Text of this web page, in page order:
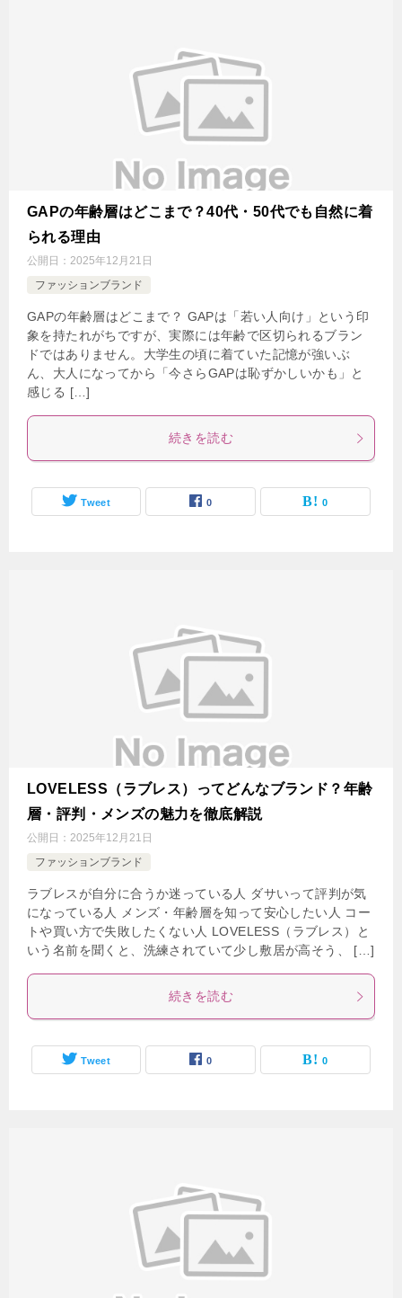
GAPの年齢層はどこまで？40代・50代でも自然に着
られる理由
公開日： 2025年12月21日
ファッションブランド
GAPの年齢層はどこまで？ GAPは「若い人向け」という印
象を持たれがちですが、実際には年齢で区切られるブラン
ドではありません。大学生の頃に着ていた記憶が強いぶ
ん、大人になってから「今さらGAPは恥ずかしいかも」と
感じる […]
続きを読む
Tweet 0 0
LOVELESS（ラブレス）ってどんなブランド？年齢
層・評判・メンズの魅力を徹底解説
公開日： 2025年12月21日
ファッションブランド
ラブレスが自分に合うか迷っている人 ダサいって評判が気
になっている人 メンズ・年齢層を知って安心したい人 コー
トや買い方で失敗したくない人 LOVELESS（ラブレス）と
いう名前を聞くと、洗練されていて少し敷居が高そう、 […]
続きを読む
Tweet 0 0